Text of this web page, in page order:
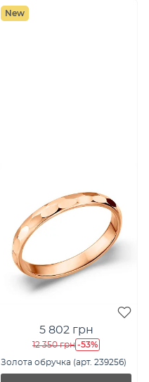
New
5 802 грн
12 350 грн -53%
Золота обручка (арт. 239256)